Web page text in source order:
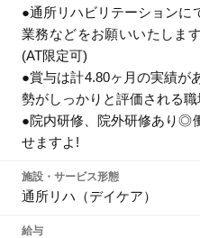
●通所リハビリテーションに
業務などをお願いいたしま
(AT限定可)
●賞与は計4.80ヶ月の実績が
勢がしっかりと評価される
●院内研修、院外研修あり◎
せますよ!
施設・サービス形態
通所リハ（デイケア）
給与